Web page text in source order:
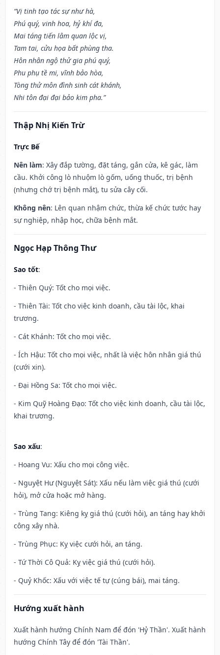
“Vị tinh tạo tác sự như hà,
Phú quý, vinh hoa, hỷ khí đa,
Mai táng tiến lâm quan lộc vị,
Tam tai, cửu họa bất phùng tha.
Hôn nhân ngộ thử gia phú quý,
Phu phụ tề mi, vĩnh bảo hòa,
Tòng thử môn đình sinh cát khánh,
Nhi tôn đại đại bảo kim pha.”
Thập Nhị Kiến Trừ
Trực Bế
Nên làm: Xây đắp tường, đặt táng, gắn cửa, kê gác, làm
cầu. Khởi công lò nhuộm lò gốm, uống thuốc, trị bệnh
(nhưng chớ trị bệnh mắt), tu sửa cây cối.
Không nên: Lên quan nhậm chức, thừa kế chức tước hay
sự nghiệp, nhập học, chữa bệnh mắt.
Ngọc Hạp Thông Thư
Sao tốt:
- Thiên Quý: Tốt cho mọi việc.
- Thiên Tài: Tốt cho việc kinh doanh, cầu tài lộc, khai
trương.
- Cát Khánh: Tốt cho mọi việc.
- Ích Hậu: Tốt cho mọi việc, nhất là việc hôn nhân giá thú
(cưới xin).
- Đại Hồng Sa: Tốt cho mọi việc.
- Kim Quỹ Hoàng Đạo: Tốt cho việc kinh doanh, cầu tài lộc,
khai trương.
Sao xấu:
- Hoang Vu: Xấu cho mọi công việc.
- Nguyệt Hư (Nguyệt Sát): Xấu nếu làm việc giá thú (cưới
hỏi), mở cửa hoặc mở hàng.
- Trùng Tang: Kiêng kỵ giá thú (cưới hỏi), an táng hay khởi
công xây nhà.
- Trùng Phục: Kỵ việc cưới hỏi, an táng.
- Tứ Thời Cô Quả: Kỵ việc giá thú (cưới hỏi).
- Quỷ Khốc: Xấu với việc tế tự (cúng bái), mai táng.
Hướng xuất hành
Xuất hành hướng Chính Nam để đón 'Hỷ Thần'. Xuất hành
hướng Chính Tây để đón 'Tài Thần'.